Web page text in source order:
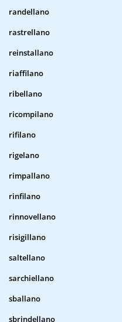
randellano
rastrellano
reinstallano
riaffilano
ribellano
ricompilano
rifilano
rigelano
rimpallano
rinfilano
rinnovellano
risigillano
saltellano
sarchiellano
sballano
sbrindellano